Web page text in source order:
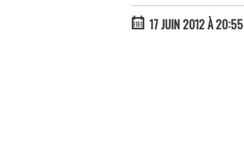
17 JUIN 2012 À 20:55